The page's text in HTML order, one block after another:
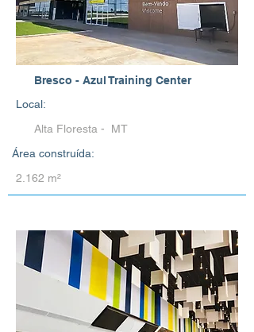
Bresco - Azul Training Center
Local:
Alta Floresta - MT
Área construída:
2.162 m²